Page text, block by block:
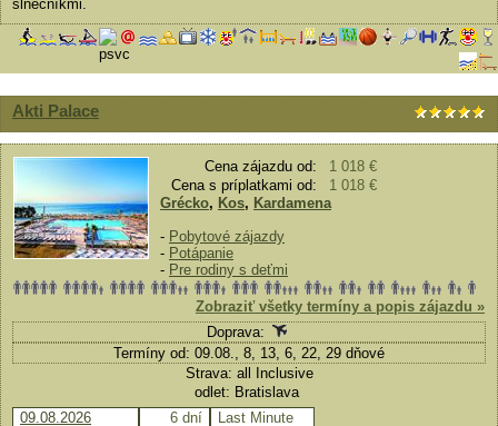
slnečníkmi.
Akti Palace
Cena zájazdu od:
1 018 €
Cena s príplatkami od:
1 018 €
Grécko, Kos, Kardamena
- Pobytové zájazdy
- Potápanie
- Pre rodiny s deťmi
Zobraziť všetky termíny a popis zájazdu »
Doprava:
Termíny od: 09.08., 8, 13, 6, 22, 29 dňové
Strava: all Inclusive
odlet: Bratislava
09.08.2026
6 dní Last Minute